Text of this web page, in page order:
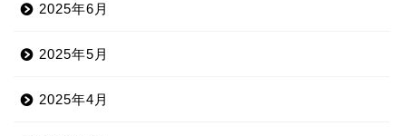
2025年6月
2025年5月
2025年4月